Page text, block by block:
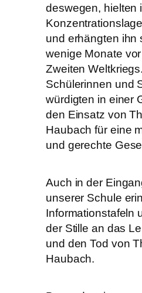
deswegen, hielten
und erhängten ihn
wenige Monate
Zweiten
Schülerinnen und
würdigten in einer
den Einsatz von
Haubach für eine
und gerechte
Auch in der
unserer Schule
Informationstafeln
der Stille an das
und den Tod von
Haubach.